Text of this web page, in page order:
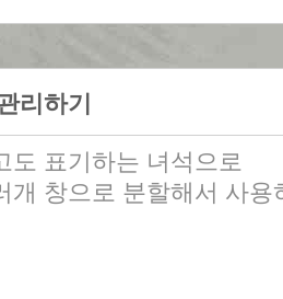
리하기
도 표기하는 녀석으로
개 창으로 분할해서 사용